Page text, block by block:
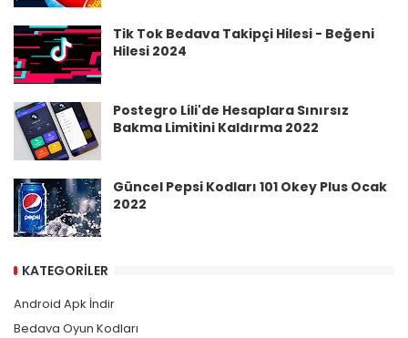
Tik Tok Bedava Takipçi Hilesi - Beğeni
Hilesi 2024
Postegro Lili'de Hesaplara Sınırsız
Bakma Limitini Kaldırma 2022
Güncel Pepsi Kodları 101 Okey Plus Ocak
2022
KATEGORILER
Android Apk İndir
Bedava Oyun Kodları